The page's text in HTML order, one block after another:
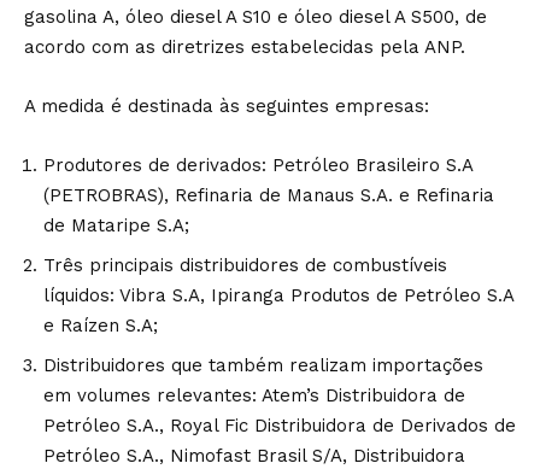
gasolina A, óleo diesel A S10 e óleo diesel A S500, de
acordo com as diretrizes estabelecidas pela ANP.
A medida é destinada às seguintes empresas:
Produtores de derivados: Petróleo Brasileiro S.A
(PETROBRAS), Refinaria de Manaus S.A. e Refinaria
de Mataripe S.A;
Três principais distribuidores de combustíveis
líquidos: Vibra S.A, Ipiranga Produtos de Petróleo S.A
e Raízen S.A;
Distribuidores que também realizam importações
em volumes relevantes: Atem’s Distribuidora de
Petróleo S.A., Royal Fic Distribuidora de Derivados de
Petróleo S.A., Nimofast Brasil S/A, Distribuidora